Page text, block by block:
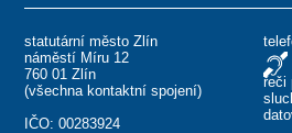
statutární město Zlín
náměstí Míru 12
760 01 Zlín
(všechna kontaktní spojení)
IČO: 00283924
řeči